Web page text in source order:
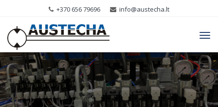
+370 656 79696 info@austecha.lt